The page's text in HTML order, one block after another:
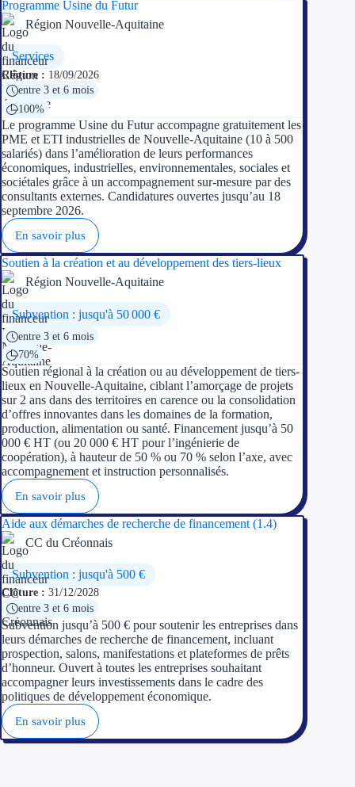
Programme Usine du Futur
Région Nouvelle-Aquitaine
Services
Clôture : 18/09/2026
entre 3 et 6 mois
100%
Le programme Usine du Futur accompagne gratuitement les
PME et ETI industrielles de Nouvelle-Aquitaine (10 à 500
salariés) dans l’amélioration de leurs performances
économiques, industrielles, environnementales, sociales et
sociétales grâce à un accompagnement sur-mesure par des
consultants externes. Candidatures ouvertes jusqu’au 18
septembre 2026.
En savoir plus
Soutien à la création et au développement des tiers-lieux
Région Nouvelle-Aquitaine
Subvention : jusqu'à 50 000 €
entre 3 et 6 mois
70%
Soutien régional à la création ou au développement de tiers-
lieux en Nouvelle-Aquitaine, ciblant l’amorçage de projets
sur 2 ans dans des territoires en carence ou la consolidation
d’offres innovantes dans les domaines de la formation,
production, alimentation ou santé. Financement jusqu’à 50
000 € HT (ou 20 000 € HT pour l’ingénierie de
coopération), à hauteur de 50 % ou 70 % selon l’axe, avec
accompagnement et instruction personnalisés.
En savoir plus
Aide aux démarches de recherche de financement (1.4)
CC du Créonnais
Subvention : jusqu'à 500 €
Clôture : 31/12/2028
entre 3 et 6 mois
Subvention jusqu’à 500 € pour soutenir les entreprises dans
leurs démarches de recherche de financement, incluant
prospection, salons, manifestations et plateformes de prêts
d’honneur. Ouvert à toutes les entreprises souhaitant
accompagner leurs investissements dans le cadre des
politiques de développement économique.
En savoir plus